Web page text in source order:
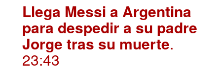
Llega Messi a Argentina
para despedir a su padre
Jorge tras su muerte.
23:43